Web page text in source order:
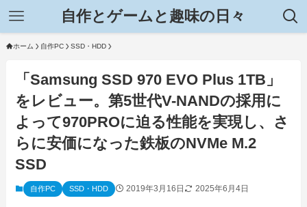
自作とゲームと趣味の日々
ホーム 自作PC SSD・HDD
「Samsung SSD 970 EVO Plus 1TB」
をレビュー。第5世代V-NANDの採用に
よって970PROに迫る性能を実現し、さ
らに安価になった鉄板のNVMe M.2
SSD
自作PC SSD・HDD 2019年3月16日 2025年6月4日